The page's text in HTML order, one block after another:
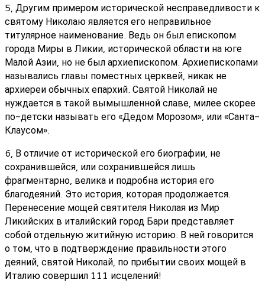
5, Другим примером исторической несправедливости к
святому Николаю является его неправильное
титулярное наименование. Ведь он был епископом
города Миры в Ликии, исторической области на юге
Малой Азии, но не был архиепископом. Архиепископами
назывались главы поместных церквей, никак не
архиереи обычных епархий. Святой Николай не
нуждается в такой вымышленной славе, милее скорее
по-детски называть его «Дедом Морозом», или «Санта-
Клаусом».
6, В отличие от исторической его биографии, не
сохранившейся, или сохранившейся лишь
фрагментарно, велика и подробна история его
благодеяний. Это история, которая продолжается.
Перенесение мощей святителя Николая из Мир
Ликийских в италийский город Бари представляет
собой отдельную житийную историю. В ней говорится
о том, что в подтверждение правильности этого
деяний, святой Николай, по прибытии своих мощей в
Италию совершил 111 исцелений!